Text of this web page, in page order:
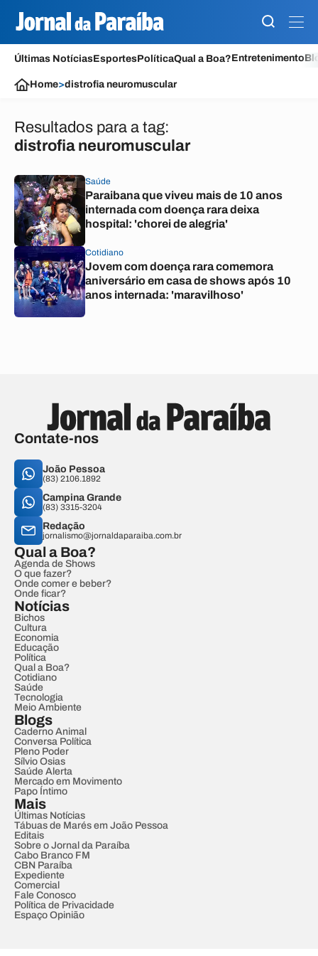
Últimas NotíciasEsportesPolíticaQual a Boa?Entretenimento
Home>distrofia neuromuscular
Resultados para a tag:
distrofia neuromuscular
Saúde
Paraibana que viveu mais de 10 anos
internada com doença rara deixa
hospital: 'chorei de alegria'
Cotidiano
Jovem com doença rara comemora
aniversário em casa de shows após 10
anos internada: 'maravilhoso'
Contate-nos
João Pessoa
(83) 2106.1892
Campina Grande
(83) 3315-3204
Redação
jornalismo@jornaldaparaiba.com.br
Qual a Boa?
Agenda de Shows
O que fazer?
Onde comer e beber?
Onde ficar?
Notícias
Bichos
Cultura
Economia
Educação
Política
Qual a Boa?
Cotidiano
Saúde
Tecnologia
Meio Ambiente
Blogs
Caderno Animal
Conversa Política
Pleno Poder
Sílvio Osias
Saúde Alerta
Mercado em Movimento
Papo Íntimo
Mais
Últimas Notícias
Tábuas de Marés em João Pessoa
Editais
Sobre o Jornal da Paraíba
Cabo Branco FM
CBN Paraíba
Expediente
Comercial
Fale Conosco
Política de Privacidade
Espaço Opinião